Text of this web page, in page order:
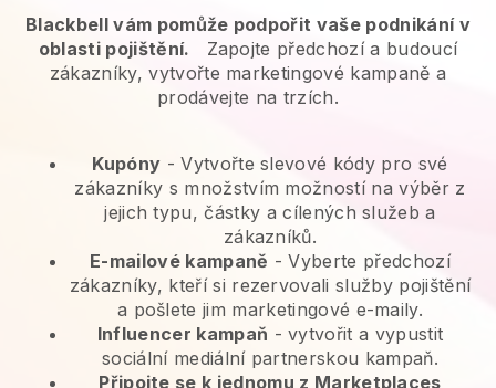
Blackbell vám pomůže podpořit vaše podnikání v
oblasti pojištění.
Zapojte předchozí a budoucí
zákazníky, vytvořte marketingové kampaně a
prodávejte na trzích.
Kupóny - Vytvořte slevové kódy pro své
zákazníky s množstvím možností na výběr z
jejich typu, částky a cílených služeb a
zákazníků.
E-mailové kampaně -Vyberte předchozí
zákazníky, kteří si rezervovali služby pojištění
a pošlete jim marketingové e-maily.
Influencer kampaň - vytvořit a vypustit
sociální mediální partnerskou kampaň.
Připojte se k jednomu z Marketplaces